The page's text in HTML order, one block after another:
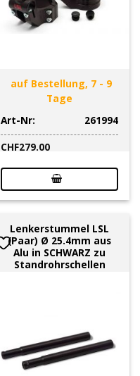
auf Bestellung, 7 - 9
Tage
Art-Nr:
261994
CHF279.00
Lenkerstummel LSL
(Paar) Ø 25.4mm aus
Alu in SCHWARZ zu
Standrohrschellen